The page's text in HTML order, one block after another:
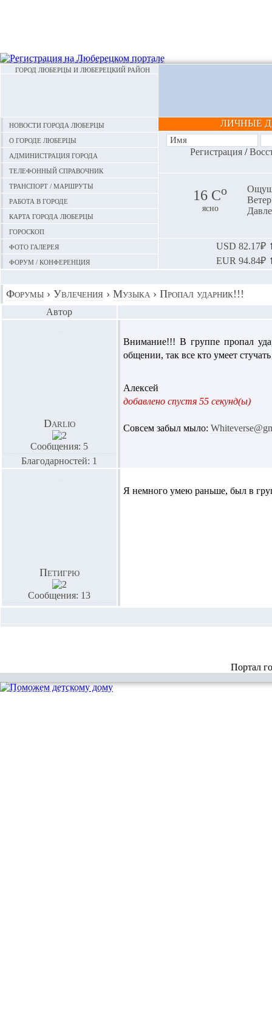
ГОРОД ЛЮБЕРЦЫ И ЛЮБЕРЕЦКИЙ РАЙОН
Новости города Люберцы
О городе Люберцы
Администрация города
Телефонный справочник
Транспорт / маршруты
Работа в городе
Карта города Люберцы
Гороскоп
Фото галерея
Форум / конференция
ЛИЧНЫЕ
Регистрация/
16 Сo
ясно
USD 82.17₽
EUR 94.84₽
Форумы › Увлечения › Музыка› Пропал ударник!!!
Автор
Darlio
Сообщения: 5
Благодарностей: 1
Внимание!!! В группе пропал
общении, так все кто умеет
Алексей
добавлено спустя 55 секунд(ы)
Совсем забыл мыло:
Петигрю
Сообщения: 13
Я немного умею раньше, был в
Портал